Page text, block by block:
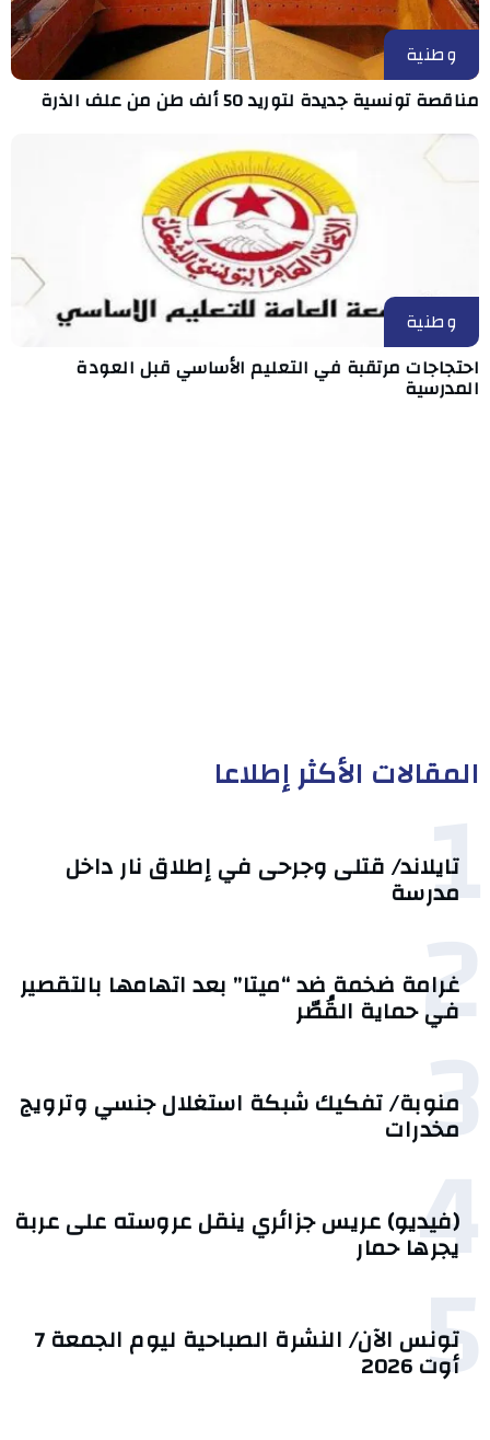
وطنية
مناقصة تونسية جديدة لتوريد 50 ألف طن من علف الذرة
وطنية
احتجاجات مرتقبة في التعليم الأساسي قبل العودة
المدرسية
المقالات الأكثر إطلاعا
1
تايلاند/ قتلى وجرحى في إطلاق نار داخل
مدرسة
2
غرامة ضخمة ضد “ميتا” بعد اتهامها بالتقصير
في حماية القُصّر
3
منوبة/ تفكيك شبكة استغلال جنسي وترويج
مخدرات
4
(فيديو) عريس جزائري ينقل عروسته على عربة
يجرها حمار
5 تونس الآن/ النشرة الصباحية ليوم الجمعة 7
أوت 2026